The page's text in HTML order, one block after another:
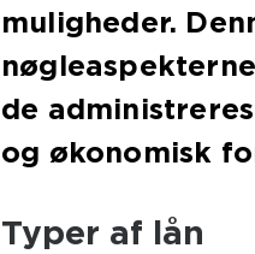
muligheder.
de
og økonomisk
Typer af lån